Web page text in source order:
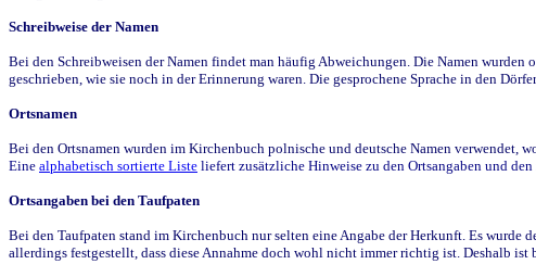
Schreibweise der Namen
Bei den Schreibweisen der Namen findet man häufig Abweichungen. Die Namen wurden
geschrieben, wie sie noch in der Erinnerung waren. Die gesprochene Sprache in den
Ortsnamen
Bei den Ortsnamen wurden im Kirchenbuch polnische und deutsche Namen verwendet,
Eine alphabetisch sortierte Liste liefert zusätzliche Hinweise zu den Ortsangaben und
Ortsangaben bei den Taufpaten
Bei den Taufpaten stand im Kirchenbuch nur selten eine Angabe der Herkunft. Es wurde
allerdings festgestellt, dass diese Annahme doch wohl nicht immer richtig ist. Deshalb ist